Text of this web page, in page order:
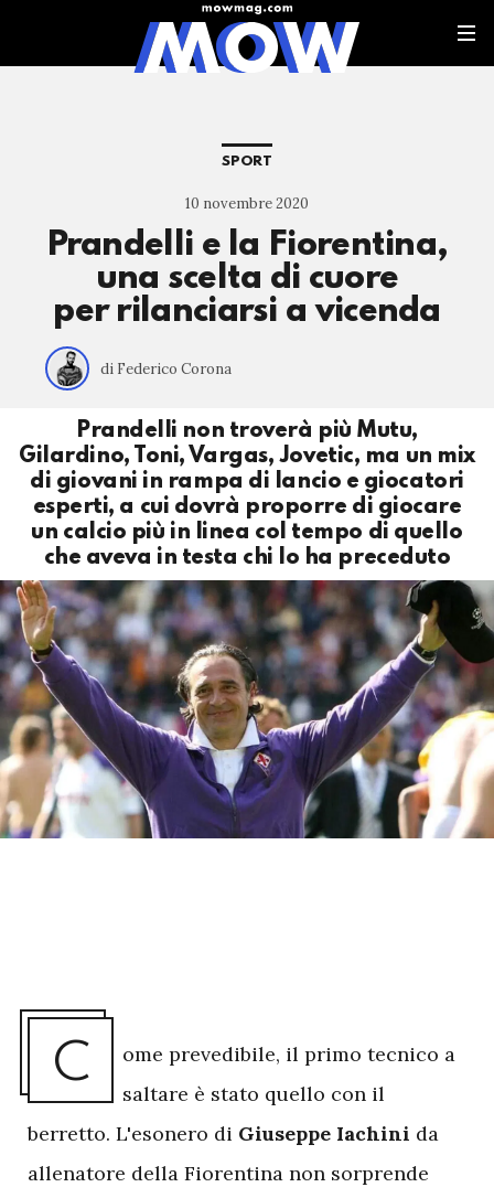
SPORT
10 novembre 2020
Prandelli e la Fiorentina,
una scelta di cuore
per rilanciarsi a vicenda
di Federico Corona
Prandelli non troverà più Mutu,
Gilardino, Toni, Vargas, Jovetic, ma un mix
di giovani in rampa di lancio e giocatori
esperti, a cui dovrà proporre di giocare
un calcio più in linea col tempo di quello
che aveva in testa chi lo ha preceduto
C
ome prevedibile, il primo tecnico a
saltare è stato quello con il
berretto. L'esonero di Giuseppe Iachini da
allenatore della Fiorentina non sorprende